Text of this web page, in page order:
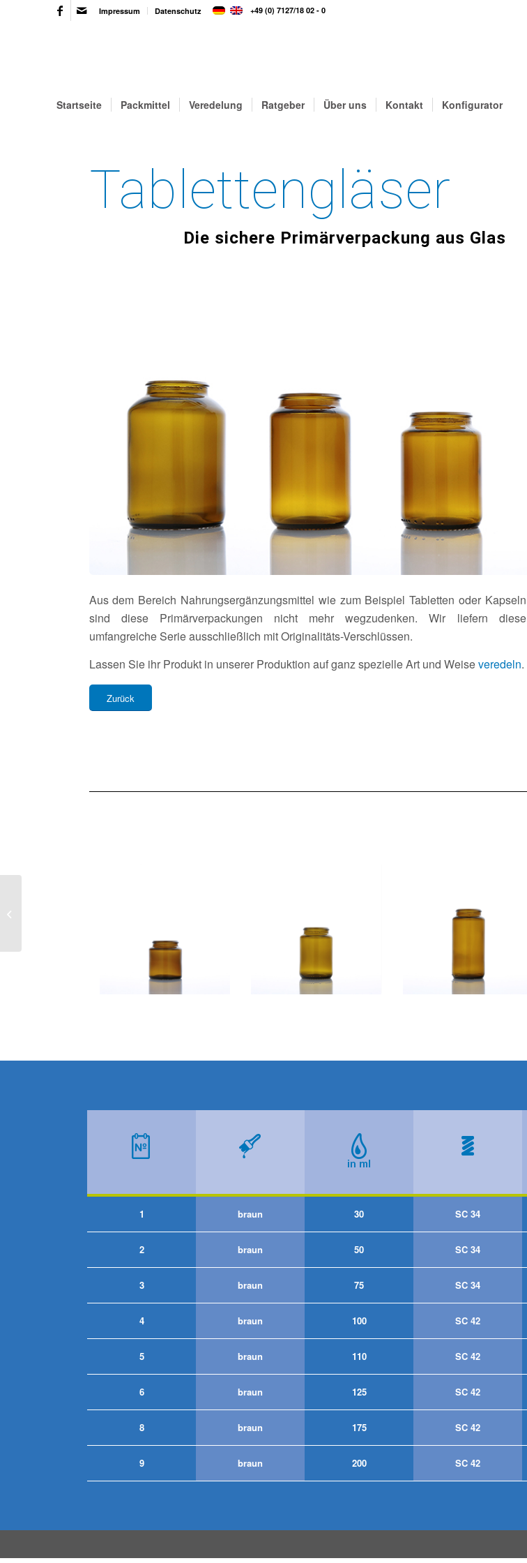
Impressum Datenschutz +49 (0) 7127/18 02 - 0
Startseite Packmittel Veredelung Ratgeber Über uns Kontakt Konfigurator
Tablettengläser
Die sichere Primärverpackung aus Glas
Aus dem Bereich Nahrungsergänzungsmittel wie zum Beispiel Tabletten oder Kapseln
sind diese Primärverpackungen nicht mehr wegzudenken. Wir liefern diese
umfangreiche Serie ausschließlich mit Originalitäts-Verschlüssen.
Lassen Sie ihr Produkt in unserer Produktion auf ganz spezielle Art und Weiseveredeln.
Zurück
1 braun 30 SC 34
2 braun 50 SC 34
3 braun 75 SC 34
4 braun 100 SC 42
5 braun 110 SC 42
6 braun 125 SC 42
8 braun 175 SC 42
9 braun 200 SC 42